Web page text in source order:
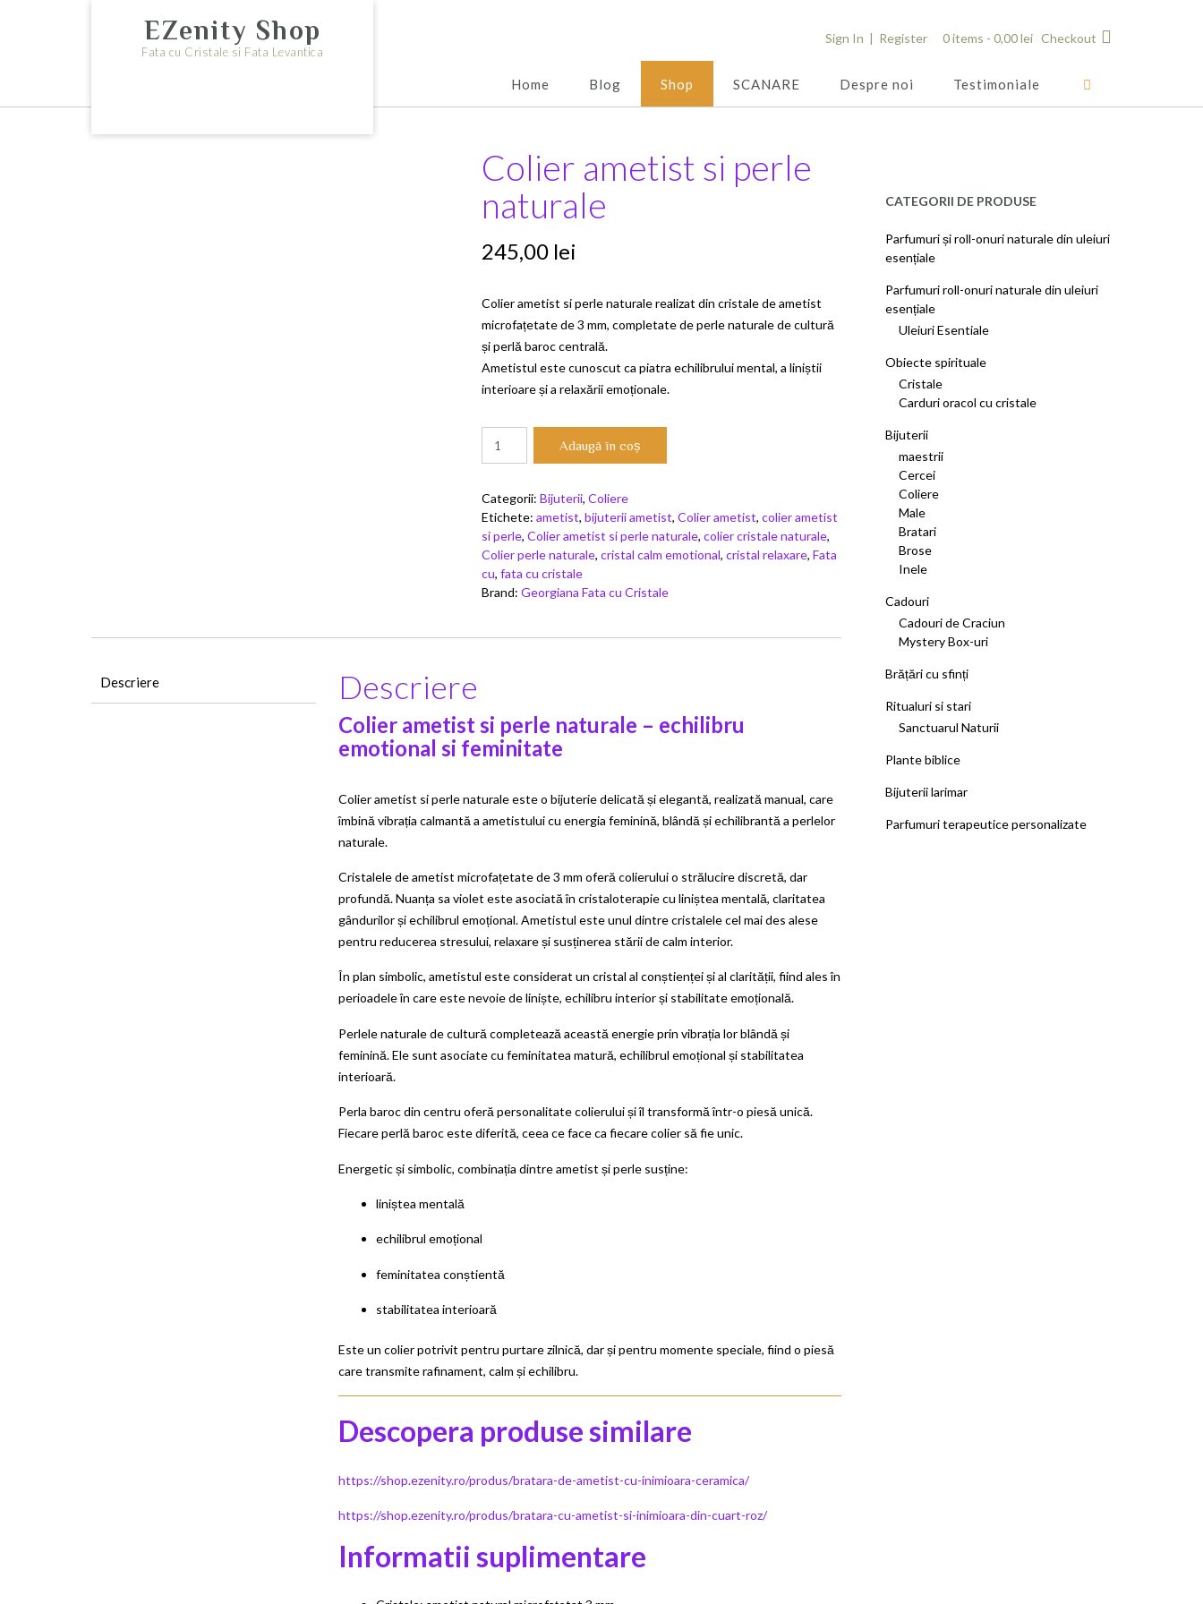
EZenity Shop
Fata cu Cristale si Fata Levantica
Sign In | Register 0 items - 0,00lei Checkout
Home Blog Shop SCANARE Despre noi Testimoniale
Colier ametist si perle
naturale
245,00 lei
Colier ametist si perle naturale realizat din cristale de ametist
microfațetate de 3 mm, completate de perle naturale de cultură
și perlă baroc centrală.
Ametistul este cunoscut ca piatra echilibrului mental, a liniștii
interioare și a relaxării emoționale.
Colier
si
perle
naturale
Adaugă în coș
Categorii: Bijuterii, Coliere
Etichete: ametist, bijuterii ametist, Colier ametist, colier ametist
si perle, Colier ametist si perle naturale, colier cristale naturale,
Colier perle naturale, cristal calm emotional, cristal relaxare, Fata
cu, fata cu cristale
Brand: Georgiana Fata cu Cristale
Descriere Descriere
Colier ametist si perle naturale – echilibru
emotional si feminitate
Colier ametist si perle naturale este o bijuterie delicată și elegantă, realizată manual, care
îmbină vibrația calmantă a ametistului cu energia feminină, blândă și echilibrantă a perlelor
naturale.
Cristalele de ametist microfațetate de 3 mm oferă colierului o strălucire discretă, dar
profundă. Nuanța sa violet este asociată în cristaloterapie cu liniștea mentală, claritatea
gândurilor și echilibrul emoțional. Ametistul este unul dintre cristalele cel mai des alese
pentru reducerea stresului, relaxare și susținerea stării de calm interior.
În plan simbolic, ametistul este considerat un cristal al conștienței și al clarității, fiind ales în
perioadele în care este nevoie de liniște, echilibru interior și stabilitate emoțională.
Perlele naturale de cultură completează această energie prin vibrația lor blândă și
feminină. Ele sunt asociate cu feminitatea matură, echilibrul emoțional și stabilitatea
interioară.
Perla baroc din centru oferă personalitate colierului și îl transformă într-o piesă unică.
Fiecare perlă baroc este diferită, ceea ce face ca fiecare colier să fie unic.
Energetic și simbolic, combinația dintre ametist și perle susține:
liniștea mentală
echilibrul emoțional
feminitatea conștientă
stabilitatea interioară
Este un colier potrivit pentru purtare zilnică, dar și pentru momente speciale, fiind o piesă
care transmite rafinament, calm și echilibru.
Descopera produse similare
https://shop.ezenity.ro/produs/bratara-de-ametist-cu-inimioara-ceramica/
https://shop.ezenity.ro/produs/bratara-cu-ametist-si-inimioara-din-cuart-roz/
Informatii suplimentare
CATEGORII DE PRODUSE
Parfumuri și roll-onuri naturale din uleiuri
esențiale
Parfumuri roll-onuri naturale din uleiuri
esențiale
Uleiuri Esentiale
Obiecte spirituale
Cristale
Carduri oracol cu cristale
Bijuterii
maestrii
Cercei
Coliere
Male
Bratari
Brose
Inele
Cadouri
Cadouri de Craciun
Mystery Box-uri
Brățări cu sfinți
Ritualuri si stari
Sanctuarul Naturii
Plante biblice
Bijuterii larimar
Parfumuri terapeutice personalizate